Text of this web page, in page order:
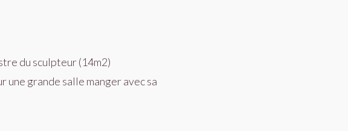
du sculpteur (14m2)
une grande salle manger avec sa